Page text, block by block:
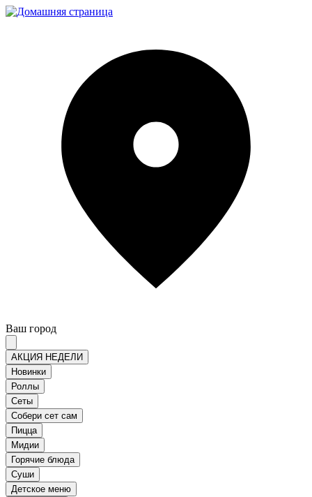
Ваш город
АКЦИЯ НЕДЕЛИ
Новинки
Роллы
Сеты
Собери сет сам
Пицца
Мидии
Горячие блюда
Суши
Детское меню